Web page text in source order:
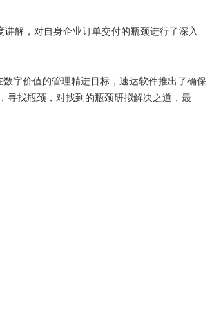
解，对自身企业订单交付的瓶颈进行了深入
字价值的管理精进目标，速达软件推出了确保
寻找瓶颈，对找到的瓶颈研拟解决之道，最